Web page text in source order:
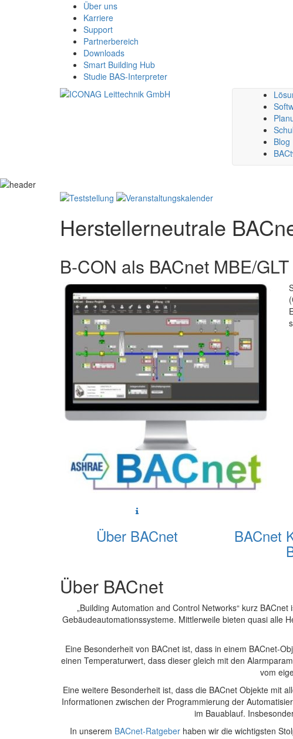
Über uns
Karriere
Support
Partnerbereich
Downloads
Smart Building Hub
Studie BAS-Interpreter
Blog
Herstellerneutrale
B-CON als BACnet MBE/GLT
Über BACnet BACnet
Über BACnet
„Building Automation and Control Networks“ kurz
Gebäudeautomationssysteme. Mittlerweile bieten quasi alle
Eine Besonderheit von BACnet ist, dass in einem BACnet-
einen Temperaturwert, dass dieser gleich mit den
vom
Eine weitere Besonderheit ist, dass die BACnet Objekte mit
Informationen zwischen der Programmierung der
im Bauablauf.
In unserem BACnet-Ratgeberhaben wir die wichtigsten